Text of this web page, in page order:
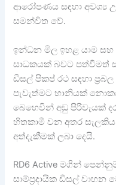
ආරෝපණය සඳහා අවශ්‍ය
සමන්විත වේ.
ඉන්ධන මිල ඉහළ යාම සහ
සාධකයක් බවට පත්වීමත්
ඩීසල් පිකප් රථ සඳහා
පැවැත්මට හානියක්
බෙහෙවින් අඩු පිරිවැයක්
හිතකාමී වන අතර
අත්දැකීමක් ලබා දෙයි.
RD6 Active මගින්
සාම්ප්‍රදායික ඩීසල් වාහන